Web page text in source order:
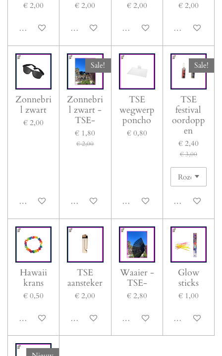
€ 2,00
In winkelwagen
€ 2,00
In winkelwagen
€ 2,00
In winkelwagen
€ 2,00
In
Zonnebri
l zwart
€ 2,00
In winkelwagen
Sale!
Zonnebri
l zwart -
TSE-
€ 1,80
€ 2,00
In winkelwagen
TSE
wegwerp
poncho
€ 0,80
In winkelwagen
Sale!
TSE
festival
oordopp
en
€ 2,40
€ 3,00
In
Hawaii
krans
€ 0,50
In winkelwagen
TSE
aansteker
€ 2,00
In winkelwagen
Waaier -
TSE-
€ 2,80
In winkelwagen
Glow
sticks
€ 1,00
In